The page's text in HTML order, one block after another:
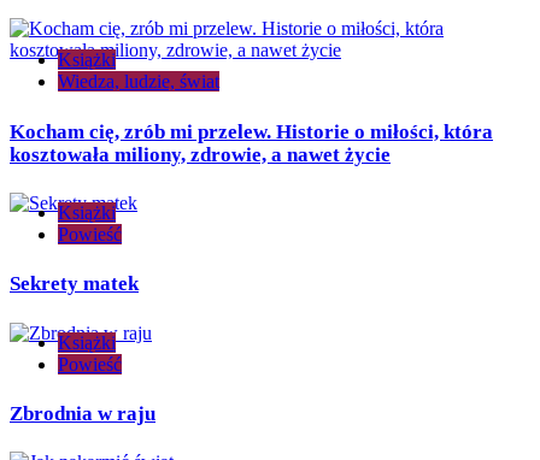
Książki
Wiedza, ludzie, świat
Kocham cię, zrób mi przelew. Historie o miłości, która
kosztowała miliony, zdrowie, a nawet życie
Książki
Powieść
Sekrety matek
Książki
Powieść
Zbrodnia w raju